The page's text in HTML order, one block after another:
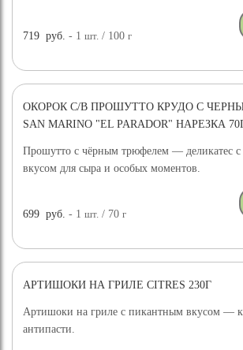
719 руб. - 1шт. / 100г
ОКОРОК С/В ПРОШУТТО КРУДО С
SAN MARINO "EL PARADOR" НАРЕЗКА
Прошутто с чёрным трюфелем — деликатес
вкусом для сыра и особых моментов.
699 руб. - 1шт. / 70г
АРТИШОКИ НА ГРИЛЕ CITRES 230Г
Артишоки на гриле с пикантным вкусом — к
антипасти.